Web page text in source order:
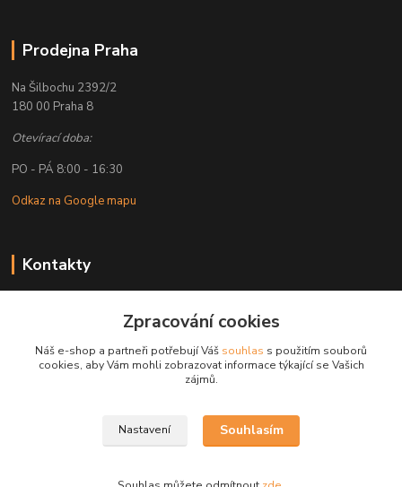
Prodejna Praha
Na Šilbochu 2392/2
180 00 Praha 8
Otevírací doba:
PO - PÁ 8:00 - 16:30
Odkaz na Google mapu
Kontakty
+ 420 608 777 028
obchod@golemreklama.cz
Zpracování cookies
Náš e-shop a partneři potřebují Váš souhlas s použitím souborů
cookies, aby Vám mohli zobrazovat informace týkající se Vašich
zájmů.
Nastavení Souhlasím